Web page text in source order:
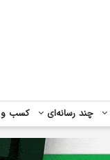
چند رسانه‌ای کسب و